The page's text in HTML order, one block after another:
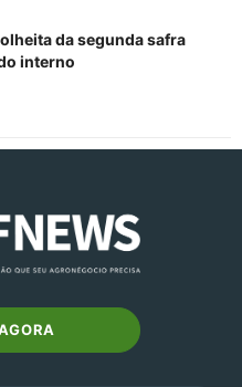
da segunda safra
interno